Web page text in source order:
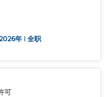
年 | 全职
可